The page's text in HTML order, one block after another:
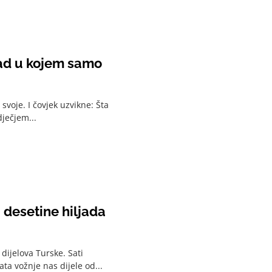
u kojem samo
I čovjek uzvikne: Šta
desetine hiljada
Turske. Sati
vožnje nas dijele od...